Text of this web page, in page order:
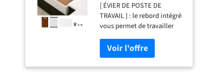
rebord avant, bol en
céramique simple avec
planche à découper,
grille et passoire -
Blanc
[ ÉVIER DE POSTE DE
TRAVAIL ] : le rebord intégré
vous permet de travailler
directement au-dessus de
l'évier, avec des accessoires
personnalisés qui
économisent de l'espace sur